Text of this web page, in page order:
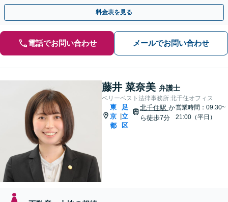
事務所として、他士業と連携し適切な解決を図ります。
料金表を見る
電話でお問い合わせ メールでお問い合わせ
藤井 菜奈美 弁護士
ベリーベスト法律事務所 北千住オフィス
東
京
都
足
立
区
北千住駅 か
ら徒歩7分
営業時間：09:30~
21:00（平日）